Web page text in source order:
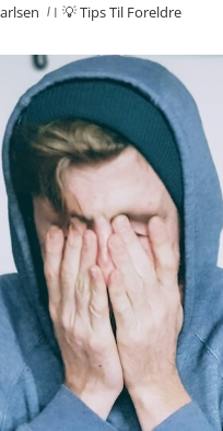
I 💡 Tips Til Foreldre